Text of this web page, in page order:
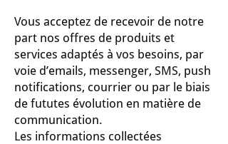
Vous acceptez de recevoir de notre
part nos offres de produits et
services adaptés à vos besoins, par
voie d’emails, messenger, SMS, push
notifications, courrier ou par le biais
de fututes évolution en matière de
communication.
Les informations collectées